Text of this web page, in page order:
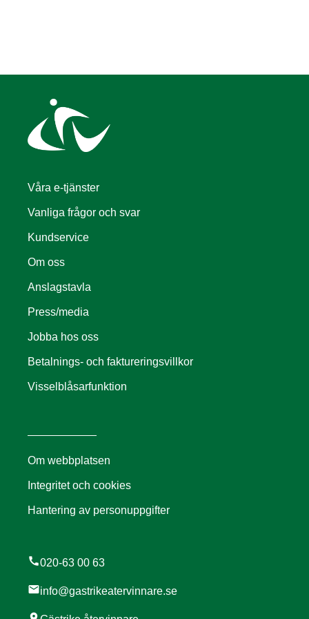
Våra e-tjänster
Vanliga frågor och svar
Kundservice
Om oss
Anslagstavla
Press/media
Jobba hos oss
Betalnings- och faktureringsvillkor
Visselblåsarfunktion
Om webbplatsen
Integritet och cookies
Hantering av personuppgifter
call020-63 00 63
mailinfo@gastrikeatervinnare.se